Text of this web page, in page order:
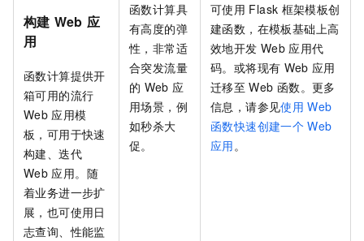
构建 Web 应
用
函数计算提供开
箱可用的流行
Web 应用模
板，可用于快速
构建、迭代
Web 应用。随
着业务进一步扩
展，也可使用日
志查询、性能监
函数计算具
有高度的弹
性，非常适
合突发流量
的 Web 应
用场景，例
如秒杀大
促。
可使用 Flask 框架模板创
建函数，在模板基础上高
效地开发 Web 应用代
码。或将现有 Web 应用
迁移至 Web 函数。更多
信息，请参见使用 Web
函数快速创建一个 Web
应用。